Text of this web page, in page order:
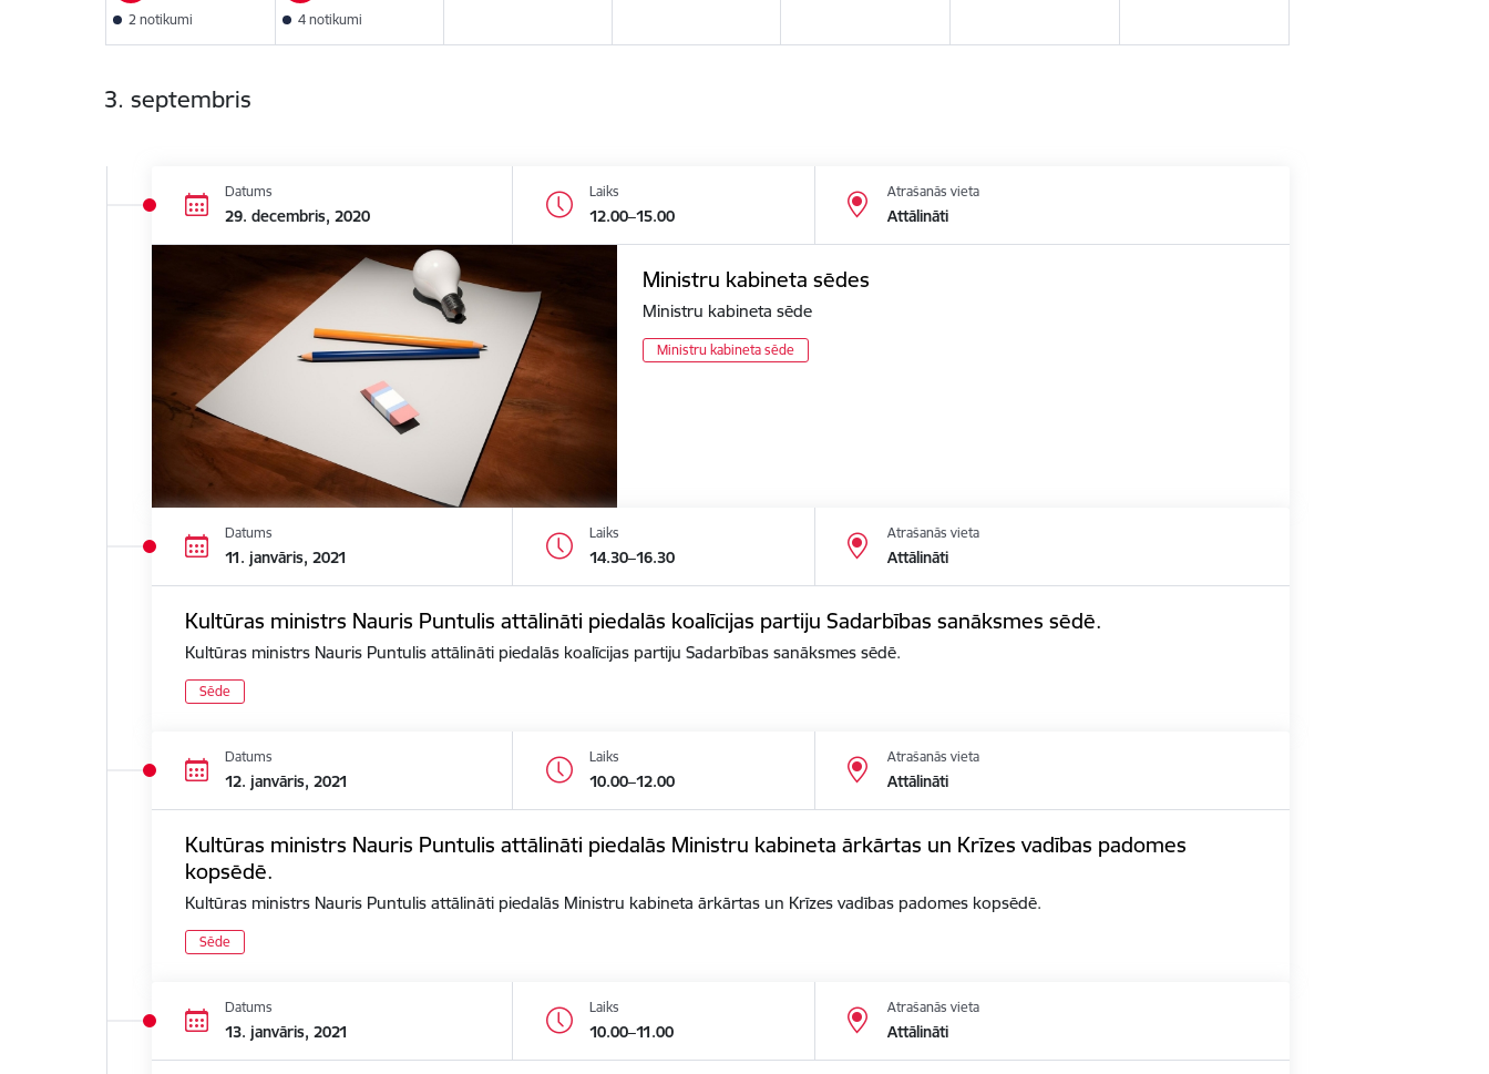
2 notikumi 4 notikumi
3. septembris
Datums
29. decembris, 2020
Laiks
12.00–15.00
Atrašanās vieta
Attālināti
Ministru kabineta sēdes
Ministru kabineta sēde
Ministru kabineta sēde
Datums
11. janvāris, 2021
Laiks
14.30–16.30
Atrašanās vieta
Attālināti
Kultūras ministrs Nauris Puntulis attālināti piedalās koalīcijas partiju Sadarbības sanāksmes sēdē.
Kultūras ministrs Nauris Puntulis attālināti piedalās koalīcijas partiju Sadarbības sanāksmes sēdē.
Sēde
Datums
12. janvāris, 2021
Laiks
10.00–12.00
Atrašanās vieta
Attālināti
Kultūras ministrs Nauris Puntulis attālināti piedalās Ministru kabineta ārkārtas un Krīzes vadības padomes
kopsēdē.
Kultūras ministrs Nauris Puntulis attālināti piedalās Ministru kabineta ārkārtas un Krīzes vadības padomes kopsēdē.
Sēde
Datums
13. janvāris, 2021
Laiks
10.00–11.00
Atrašanās vieta
Attālināti